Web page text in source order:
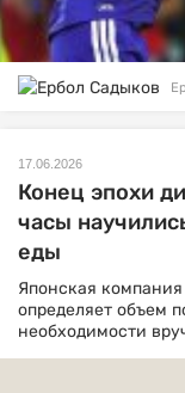
17.06.2026
Конец эпохи
часы
еды
Японская
определяет объем
необходимости